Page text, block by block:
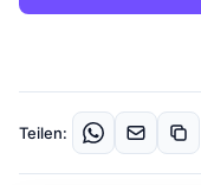
Teilen: